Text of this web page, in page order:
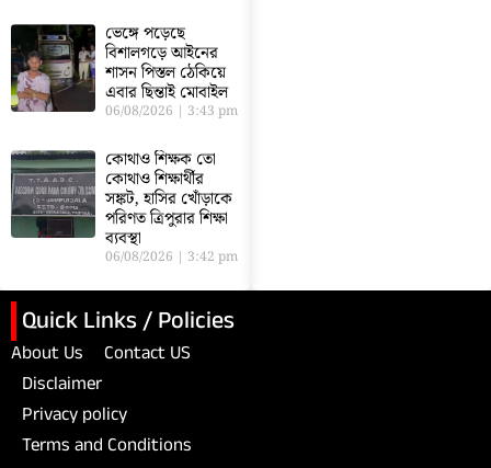
ভেঙ্গে পড়েছে
বিশালগড়ে আইনের
শাসন পিস্তল ঠেকিয়ে
এবার ছিন্তাই মোবাইল
06/08/2026 3:43 pm
কোথাও শিক্ষক তো
কোথাও শিক্ষার্থীর
সঙ্কট, হাসির খোঁড়াকে
পরিণত ত্রিপুরার শিক্ষা
ব্যবস্থা
06/08/2026 3:42 pm
Quick Links / Policies
About Us
Contact US
Disclaimer
Privacy policy
Terms and Conditions